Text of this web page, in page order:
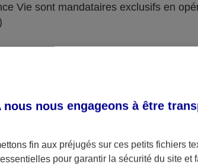
Vie sont mandataires exclusifs en
€,
nous nous engageons à être
fin aux préjugés sur ces petits fichiers
pour garantir la sécurité du site